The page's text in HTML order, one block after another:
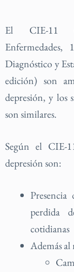
El CIE-11
Diagnóstico y
edición) son
depresión, y los
son similares.
Según el CIE-
depresión son:
perdida
cotidianas
Además al